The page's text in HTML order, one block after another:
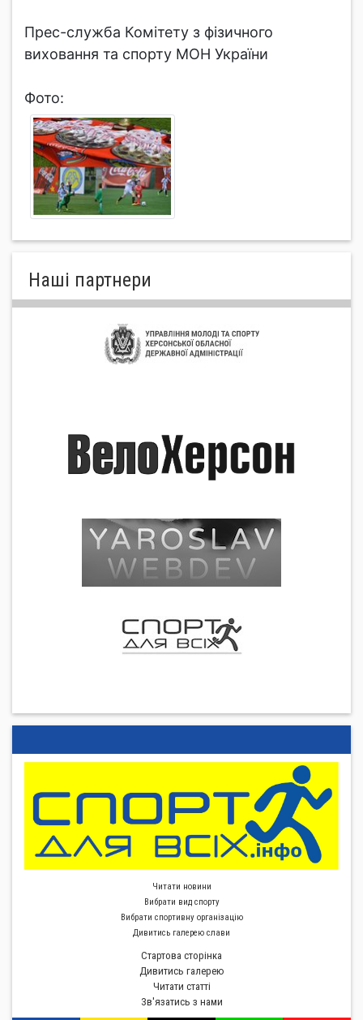
Прес-служба Комітету з фізичного
виховання та спорту МОН України
Фото:
Нашi партнери
Читати новини
Вибрати вид спорту
Вибрати спортивну органiзацiю
Дивитись галерею слави
Стартова сторiнка
Дивитись галерею
Читати статті
Зв'язатись з нами